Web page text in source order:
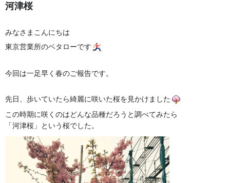
河津桜
みなさまこんにちは
東京営業所のベタローです
今回は一足早く春のご報告です。
先日、歩いていたら綺麗に咲いた桜を見かけました
この時期に咲くのはどんな品種だろうと調べてみたら
「河津桜」という桜でした。